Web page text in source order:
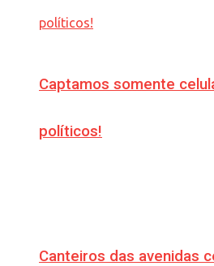
Captamos somente
políticos!
Canteiros das avenidas